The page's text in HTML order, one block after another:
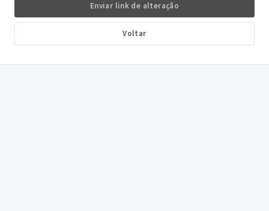
Enviar link de alteração
Voltar